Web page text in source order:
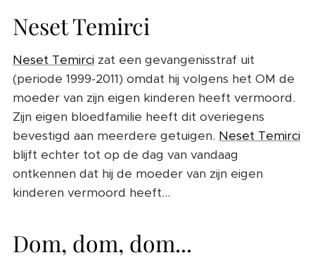
Neset Temirci
Neset Temirci zat een gevangenisstraf uit
(periode 1999-2011) omdat hij volgens het OM de
moeder van zijn eigen kinderen heeft vermoord.
Zijn eigen bloedfamilie heeft dit overiegens
bevestigd aan meerdere getuigen. Neset Temirci
blijft echter tot op de dag van vandaag
ontkennen dat hij de moeder van zijn eigen
kinderen vermoord heeft...
Dom, dom, dom...